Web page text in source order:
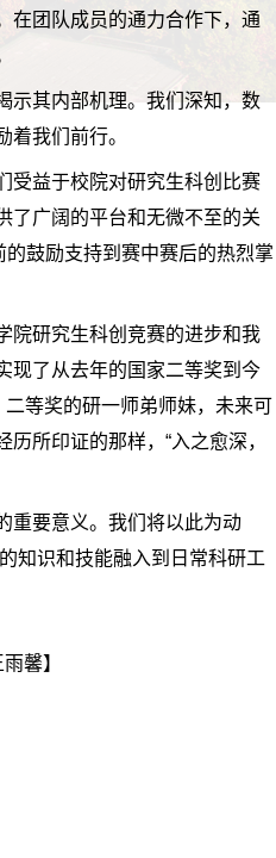
在团队成员的通力合作下，通
示其内部机理。我们深知，数
我们前行。
受益于校院对研究生科创比赛
了广阔的平台和无微不至的关
鼓励支持到赛中赛后的热烈掌
院研究生科创竞赛的进步和我
现了从去年的国家二等奖到今
等奖的研一师弟师妹，未来可
所印证的那样，“入之愈深，
重要意义。我们将以此为动
知识和技能融入到日常科研工
馨】